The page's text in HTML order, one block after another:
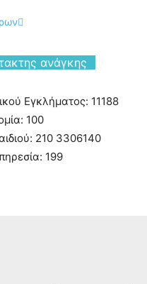
ανάγκης
Εγκλήματος: 11188
100
210 3306140
199